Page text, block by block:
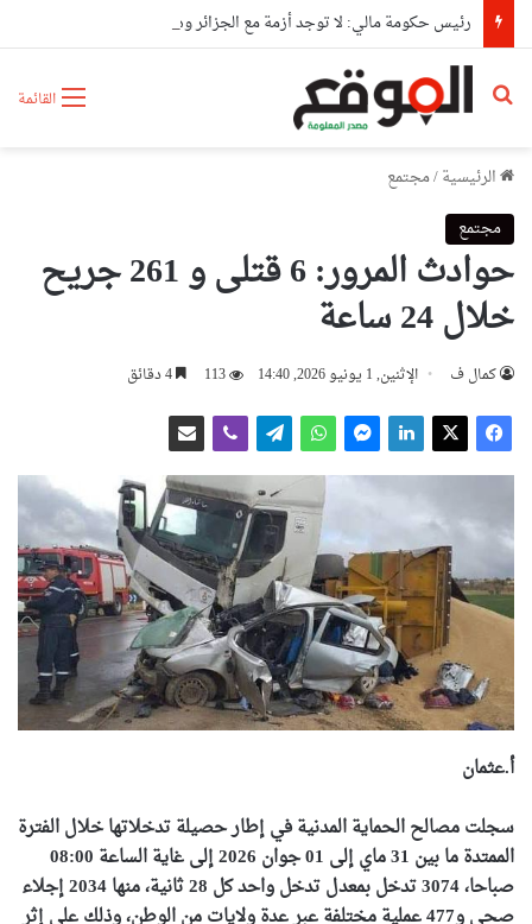
القائمة بحث عن
الرئيسية/مجتمع
مجتمع
حوادث المرور: 6 قتلى و 261 جريح
خلال 24 ساعة
كمال ف الإثنين, 1 يونيو 2026, 14:40 113
أ.عثمان
سجلت مصالح الحماية المدنية في إطار حصيلة تدخلاتها خلال الفترة
الممتدة ما بين 31 ماي إلى 01 جوان 2026 إلى غاية الساعة 08:00
صباحا، 3074 تدخل بمعدل تدخل واحد كل 28 ثانية، منها 2034 إجلاء